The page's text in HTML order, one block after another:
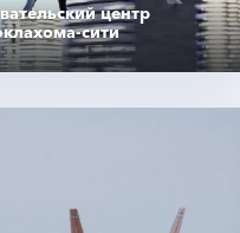
центр
сити